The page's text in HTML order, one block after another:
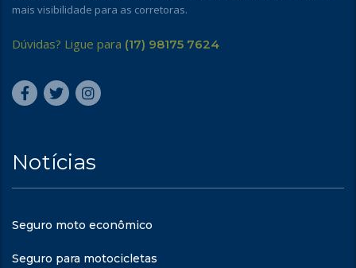
mais visibilidade para as corretoras.
Dúvidas? Ligue para (17) 98175 7624
Notícias
Seguro moto econômico
Seguro para motocicletas